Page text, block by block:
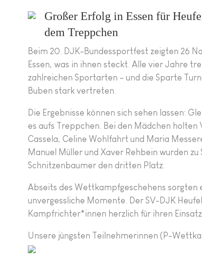
Großer Erfolg in Essen für
dem Treppchen
Beim 20. DJK-Bundessportfest zeigten 26
Essen, was in ihnen steckt. Alle vier Jahre
zahlreichen Sportarten – und die Sparte
Buben stark vertreten.
Die Ergebnisse können sich sehen lassen:
es aufs Treppchen. Bei den Mädchen holten
Cassela, Celine Wohlfahrt und Maria
Manuel Müller und Xaver Rehbein wurden
Schnitzenbaumer den dritten Platz.
Abseits des Wettkampfgeschehens sorgten
unvergessliche Momente. Der SV-DJK
Kampfrichter*innen herzlich für ihren Einsatz.
Unsere jüngsten Teilnehmerinnen (P-